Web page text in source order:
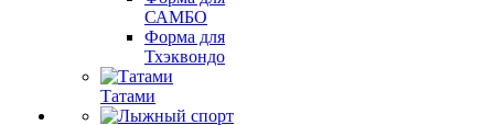
САМБО
Форма для
Тхэквондо
Татами